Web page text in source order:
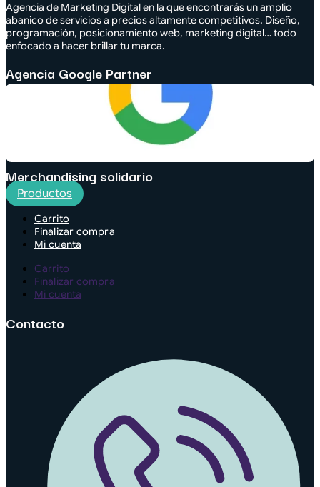
Agencia de Marketing Digital en la que encontrarás un amplio
abanico de servicios a precios altamente competitivos. Diseño,
programación, posicionamiento web, marketing digital… todo
enfocado a hacer brillar tu marca.
Agencia Google Partner
Merchandising solidario
Productos
Carrito
Finalizar compra
Mi cuenta
Carrito
Finalizar compra
Mi cuenta
Contacto